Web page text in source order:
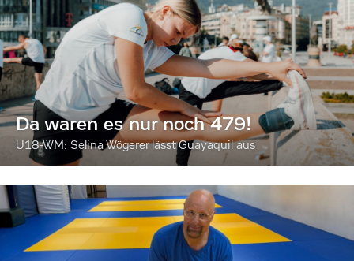
Da waren es nur noch 479!
U18-WM: Selina Wögerer lässt Guayaquil aus